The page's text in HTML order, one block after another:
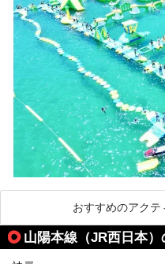
おすすめのアクテ
山陽本線（JR西日本